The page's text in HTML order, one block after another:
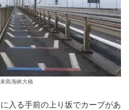
来島海峡大橋
入る手前の上り坂でカーブがあ